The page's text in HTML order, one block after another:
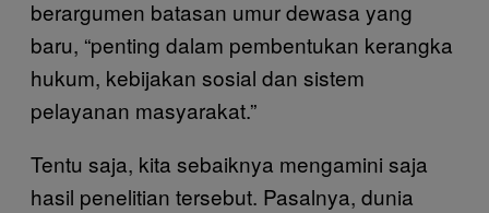
berargumen batasan umur dewasa yang
baru, “penting dalam pembentukan kerangka
hukum, kebijakan sosial dan sistem
pelayanan masyarakat.”
Tentu saja, kita sebaiknya mengamini saja
hasil penelitian tersebut. Pasalnya, dunia